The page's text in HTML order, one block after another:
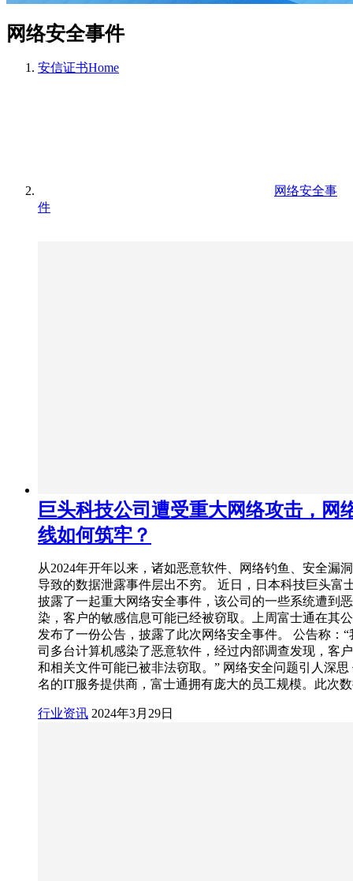
网络安全事件
安信证书Home
网络安全事
件
巨头科技公司遭受重大网络攻击，网
线如何筑牢？
从2024年开年以来，诸如恶意软件、网络钓鱼、安全漏
导致的数据泄露事件层出不穷。 近日，日本科技巨头富
披露了一起重大网络安全事件，该公司的一些系统遭到
染，客户的敏感信息可能已经被窃取。上周富士通在其
发布了一份公告，披露了此次网络安全事件。 公告称：“
司多台计算机感染了恶意软件，经过内部调查发现，客
和相关文件可能已被非法窃取。” 网络安全问题引人深思
名的IT服务提供商，富士通拥有庞大的员工规模。此次
行业资讯 2024年3月29日